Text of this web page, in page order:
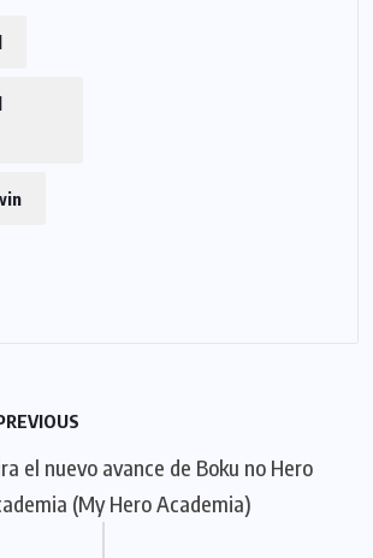
el nuevo avance de Boku no Hero
(My Hero Academia)